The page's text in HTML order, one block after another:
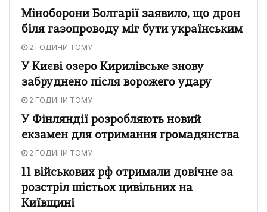
Міноборони Болгарії заявило, що дрон
біля газопроводу міг бути українським
2 ГОДИНИ ТОМУ
У Києві озеро Кирилівське знову
забруднено після ворожего удару
2 ГОДИНИ ТОМУ
У Фінляндії розробляють новий
екзамен для отримання громадянства
2 ГОДИНИ ТОМУ
11 військових рф отримали довічне за
розстріл шістьох цивільних на
Київщині